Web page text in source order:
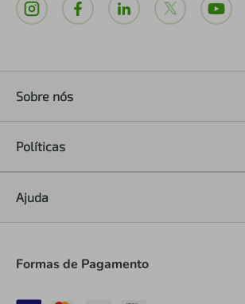
Sobre nós
Políticas
Ajuda
Formas de Pagamento